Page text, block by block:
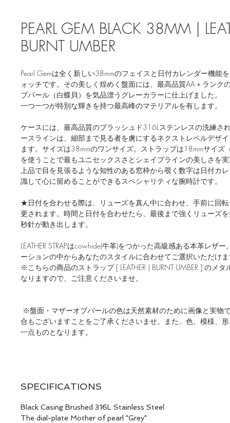
PEARL GEM BLACK 38MM |
BURNT UMBER
Pearl Gemは全く新しい38mmのフェイスと日付カレンダー機能
ォッチです。その美しく煌めく盤面には、最高品質AA＋ランク
ブパール（白蝶貝）を気品漂うグレーカラーに仕上げました。
一つ一つが特別な輝きを持つ最高峰のマテリアルを有します。
ケースには、最高品質のブラッシュド316Lステンレスの洗練さ
ースラインは、細部まで見る者を虜にするネクストレベルデザ
ます。​サイズは38mmのワンサイズ。ストラップは18mmサイズ
を使うことで​最もユニセックスさとシェイプラインの美しさを
上品で目を見張るような知性のある窓枠から覗く数字は日付カ
識して心に留めることができるスペシャリティな腕時計です。
★日付を合わせる際は、リューズを真ん中に合わせ、手前に回
更されます。時間と日付を合わせたら、最後まで強くリューズ
秒針が動き出します。
LEATHER STRAPはcowhide(牛革)をつかった高級感ある本革レザ
ーションの中からあなたのスタイルに合わせてご選択いただけ
※こちらの商品のストラップ [ LEATHER | BURNT UMBER ] のメ
なりますので、ご注意くださいませ。
※盤面・マザーオブパールの色は天然素材のために画像と実物
合もございますことをご了承くださいませ。また、色、模様、
一点ものとなります。
SPECIFICATIONS
Black Casing Brushed 316L Stainless Steel
The dial-plate Mother of pearl "Grey"